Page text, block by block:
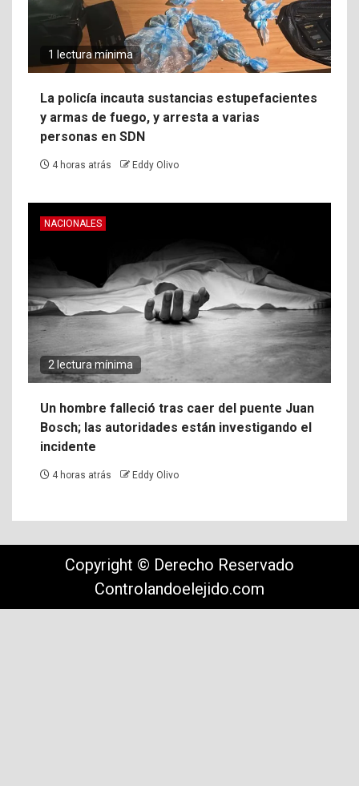
1 lectura mínima
La policía incauta sustancias estupefacientes
y armas de fuego, y arresta a varias
personas en SDN
4 horas atrás Eddy Olivo
NACIONALES
2 lectura mínima
Un hombre falleció tras caer del puente Juan
Bosch; las autoridades están investigando el
incidente
4 horas atrás Eddy Olivo
Copyright © Derecho Reservado
Controlandoelejido.com